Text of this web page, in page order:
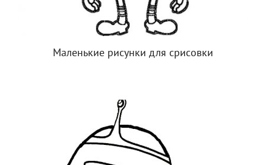
Маленькие рисунки для срисовки